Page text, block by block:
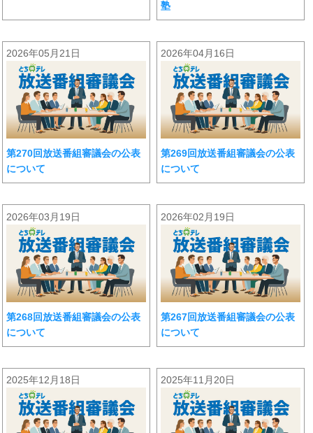
塾
2026年05月21日
第270回放送番組審議会の公表
について
2026年04月16日
第269回放送番組審議会の公表
について
2026年03月19日
第268回放送番組審議会の公表
について
2026年02月19日
第267回放送番組審議会の公表
について
2025年12月18日 2025年11月20日